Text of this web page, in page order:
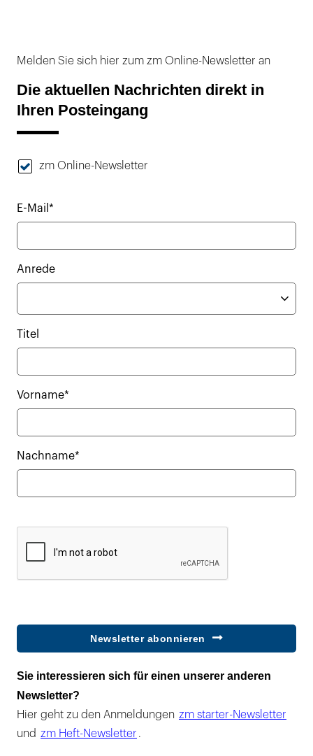
Melden Sie sich hier zum zm Online-Newsletter an
Die aktuellen Nachrichten direkt in
Ihren Posteingang
zm Online-Newsletter
E-Mail*
Anrede
Titel
Vorname*
Nachname*
Newsletter abonnieren
Sie interessieren sich für einen unserer anderen
Newsletter?
Hier geht zu den Anmeldungen zm starter-Newsletter
und zm Heft-Newsletter .